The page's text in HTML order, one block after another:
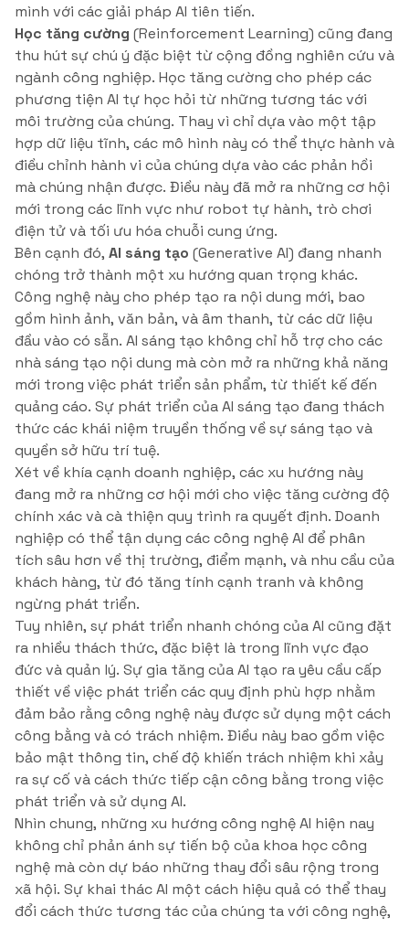
mình với các giải pháp AI tiên tiến.
Học tăng cường (Reinforcement Learning) cũng đang
thu hút sự chú ý đặc biệt từ cộng đồng nghiên cứu và
ngành công nghiệp. Học tăng cường cho phép các
phương tiện AI tự học hỏi từ những tương tác với
môi trường của chúng. Thay vì chỉ dựa vào một tập
hợp dữ liệu tĩnh, các mô hình này có thể thực hành và
điều chỉnh hành vi của chúng dựa vào các phản hồi
mà chúng nhận được. Điều này đã mở ra những cơ hội
mới trong các lĩnh vực như robot tự hành, trò chơi
điện tử và tối ưu hóa chuỗi cung ứng.
Bên cạnh đó, AI sáng tạo (Generative AI) đang nhanh
chóng trở thành một xu hướng quan trọng khác.
Công nghệ này cho phép tạo ra nội dung mới, bao
gồm hình ảnh, văn bản, và âm thanh, từ các dữ liệu
đầu vào có sẵn. AI sáng tạo không chỉ hỗ trợ cho các
nhà sáng tạo nội dung mà còn mở ra những khả năng
mới trong việc phát triển sản phẩm, từ thiết kế đến
quảng cáo. Sự phát triển của AI sáng tạo đang thách
thức các khái niệm truyền thống về sự sáng tạo và
quyền sở hữu trí tuệ.
Xét về khía cạnh doanh nghiệp, các xu hướng này
đang mở ra những cơ hội mới cho việc tăng cường độ
chính xác và cà thiện quy trình ra quyết định. Doanh
nghiệp có thể tận dụng các công nghệ AI để phân
tích sâu hơn về thị trường, điểm mạnh, và nhu cầu của
khách hàng, từ đó tăng tính cạnh tranh và không
ngừng phát triển.
Tuy nhiên, sự phát triển nhanh chóng của AI cũng đặt
ra nhiều thách thức, đặc biệt là trong lĩnh vực đạo
đức và quản lý. Sự gia tăng của AI tạo ra yêu cầu cấp
thiết về việc phát triển các quy định phù hợp nhằm
đảm bảo rằng công nghệ này được sử dụng một cách
công bằng và có trách nhiệm. Điều này bao gồm việc
bảo mật thông tin, chế độ khiến trách nhiệm khi xảy
ra sự cố và cách thức tiếp cận công bằng trong việc
phát triển và sử dụng AI.
Nhìn chung, những xu hướng công nghệ AI hiện nay
không chỉ phản ánh sự tiến bộ của khoa học công
nghệ mà còn dự báo những thay đổi sâu rộng trong
xã hội. Sự khai thác AI một cách hiệu quả có thể thay
đổi cách thức tương tác của chúng ta với công nghệ,